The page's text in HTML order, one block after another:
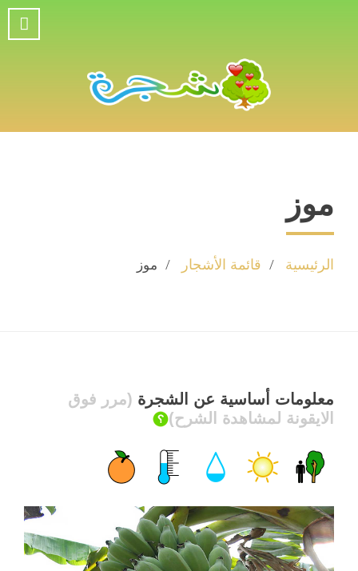
موز
الرئيسية قائمة الأشجار موز
معلومات أساسية عن الشجرة (مرر فوق
الايقونة لمشاهدة الشرح)